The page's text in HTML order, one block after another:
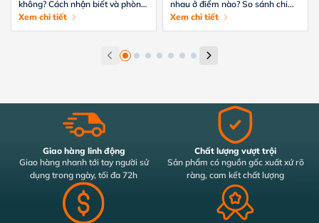
không? Cách nhận biết và phòng
tránh hiệu quả
Xem chi tiết
nhau ở điểm nào? So sánh chi
tiết từ A-Z
Xem chi tiết
Giao hàng linh động
Giao hàng nhanh tới tay người sử
dụng trong ngày, tối đa 72h
Chất lượng vượt trội
Sản phẩm có nguồn gốc xuất xứ rõ
ràng, cam kết chất lượng